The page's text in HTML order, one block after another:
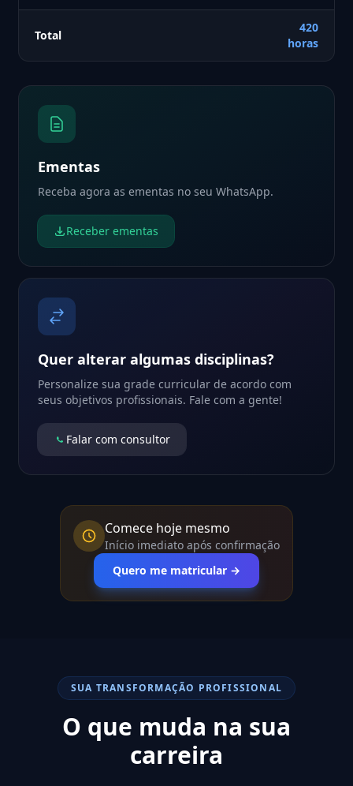
Total
420
horas
Ementas
Receba agora as ementas no seu WhatsApp.
Receber ementas
Quer alterar algumas disciplinas?
Personalize sua grade curricular de acordo com
seus objetivos profissionais. Fale com a gente!
Falar com consultor
Comece hoje mesmo
Início imediato após confirmação
Quero me matricular →
SUA TRANSFORMAÇÃO PROFISSIONAL
O que muda na sua
carreira